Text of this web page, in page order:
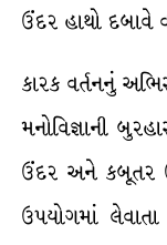
ઉંદર હાથો દબાવે
કારક વર્તનનું
મનોવિજ્ઞાની
ઉંદર અને કબૂતર
ઉપયોગમાં